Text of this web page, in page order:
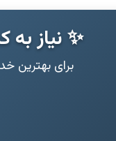
✨ نیاز به
برای بهترین